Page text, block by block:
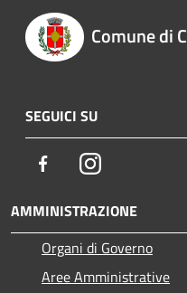
Comune di
SEGUICI SU
FacebookInstagram
AMMINISTRAZIONE
Organi di Governo
Aree Amministrative